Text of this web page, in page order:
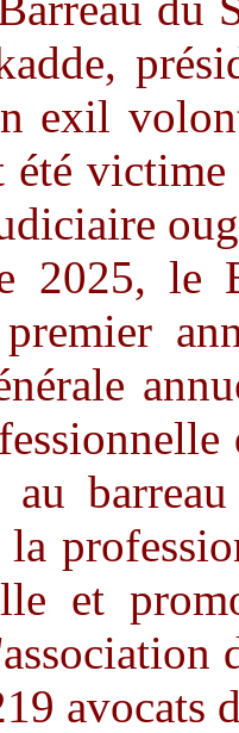
exil
victime
2025, le
et
avocats